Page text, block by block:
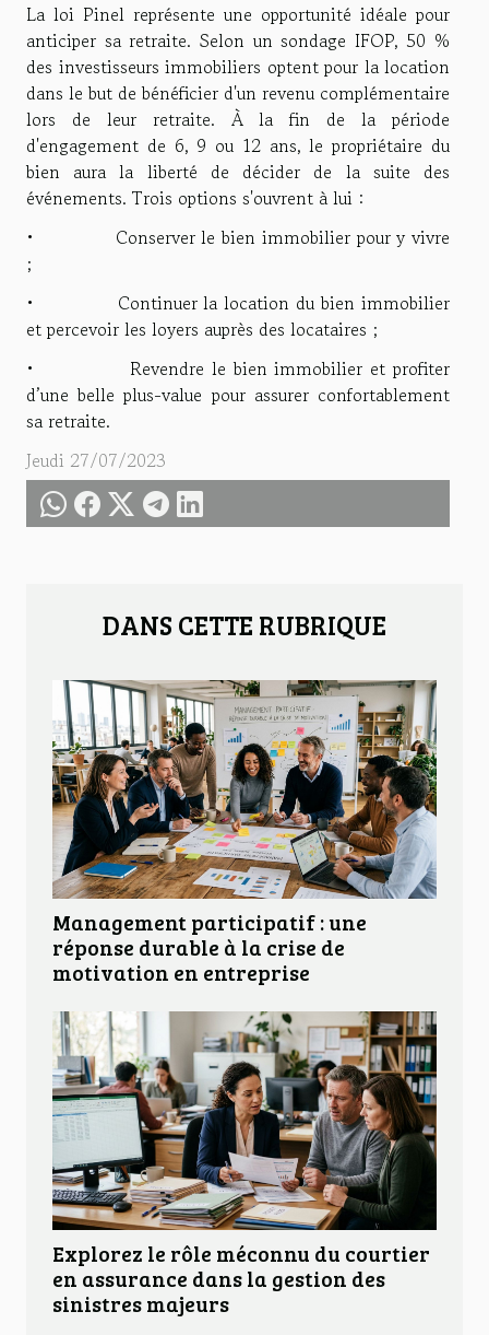
La loi Pinel représente une opportunité idéale pour
anticiper sa retraite. Selon un sondage IFOP, 50 %
des investisseurs immobiliers optent pour la location
dans le but de bénéficier d'un revenu complémentaire
lors de leur retraite. À la fin de la période
d'engagement de 6, 9 ou 12 ans, le propriétaire du
bien aura la liberté de décider de la suite des
événements. Trois options s'ouvrent à lui :
• Conserver le bien immobilier pour y vivre
;
• Continuer la location du bien immobilier
et percevoir les loyers auprès des locataires ;
• Revendre le bien immobilier et profiter
d’une belle plus-value pour assurer confortablement
sa retraite.
Jeudi 27/07/2023
DANS CETTE RUBRIQUE
Management participatif : une
réponse durable à la crise de
motivation en entreprise
Explorez le rôle méconnu du courtier
en assurance dans la gestion des
sinistres majeurs